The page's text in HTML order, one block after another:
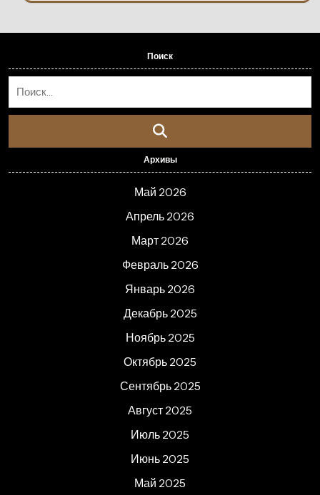
Поиск
Архивы
Май 2026
Апрель 2026
Март 2026
Февраль 2026
Январь 2026
Декабрь 2025
Ноябрь 2025
Октябрь 2025
Сентябрь 2025
Август 2025
Июль 2025
Июнь 2025
Май 2025